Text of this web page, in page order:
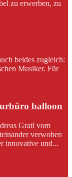
zu erwerben, zu
beides zugleich:
Musiker. Für
balloon
Gratl vom
verwoben
innovative und...